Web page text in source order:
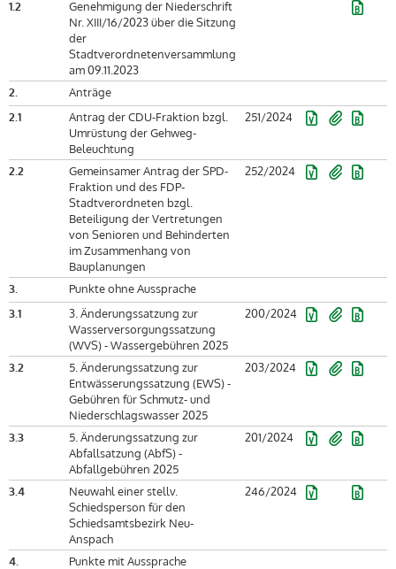
1.2
Genehmigung der Niederschrift
Nr. XIII/16/2023 über die Sitzung
der
Stadtverordnetenversammlung
am 09.11.2023
2.
Anträge
2.1
Antrag der CDU-Fraktion bzgl.
Umrüstung der Gehweg-
Beleuchtung
251/2024
2.2
Gemeinsamer Antrag der SPD-
Fraktion und des FDP-
Stadtverordneten bzgl.
Beteiligung der Vertretungen
von Senioren und Behinderten
im Zusammenhang von
Bauplanungen
252/2024
3.
Punkte ohne Aussprache
3.1
3. Änderungssatzung zur
Wasserversorgungssatzung
(WVS) - Wassergebühren 2025
200/2024
3.2
5. Änderungssatzung zur
Entwässerungssatzung (EWS) -
Gebühren für Schmutz- und
Niederschlagswasser 2025
203/2024
3.3
5. Änderungssatzung zur
Abfallsatzung (AbfS) -
Abfallgebühren 2025
201/2024
3.4
Neuwahl einer stellv.
Schiedsperson für den
Schiedsamtsbezirk Neu-
Anspach
246/2024
4.
Punkte mit Aussprache